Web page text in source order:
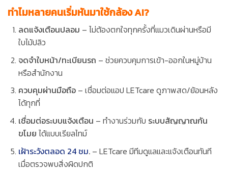
ทำไมหลายคนเริ่มหันมาใช้กล้อง AI?
ลดแจ้งเตือนปลอม – ไม่ต้องตกใจทุกครั้งที่แมวเดินผ่านหรือมี
ใบไม้ปลิว
จดจำใบหน้า/ทะเบียนรถ – ช่วยควบคุมการเข้า-ออกในหมู่บ้าน
หรือสำนักงาน
ควบคุมผ่านมือถือ– เชื่อมต่อแอป LETcare ดูภาพสด/ย้อนหลัง
ได้ทุกที่
เชื่อมต่อระบบแจ้งเตือน – ทำงานร่วมกับ ระบบสัญญาณกัน
ขโมย ได้แบบเรียลไทม์
เฝ้าระวังตลอด 24 ชม.– LETcare มีทีมดูแลและแจ้งเตือนทันที
เมื่อตรวจพบสิ่งผิดปกติ